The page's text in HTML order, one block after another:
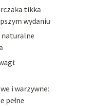
tikka
wydaniu
naturalne
i warzywne:
pełne